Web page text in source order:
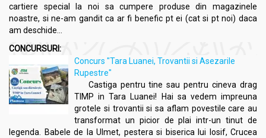
cartiere special la noi sa cumpere produse din magazinele
noastre, si ne-am gandit ca ar fi benefic pt ei (cat si pt noi) daca
am deschide...
CONCURSURI:
Concurs "Tara Luanei, Trovantii si Asezarile
Rupestre"
Castiga pentru tine sau pentru cineva drag
TIMP in Tara Luanei! Hai sa vedem impreuna
grotele si trovantii si sa aflam povestile care au
transformat un picior de plai intr-un tinut de
legenda. Babele de la Ulmet, pestera si biserica lui Iosif, Crucea